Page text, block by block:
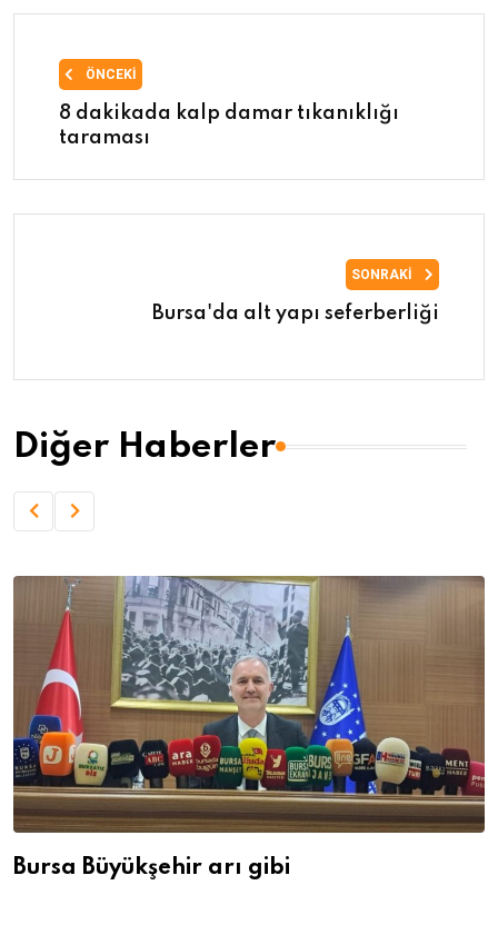
ÖNCEKI
8 dakikada kalp damar tıkanıklığı
taraması
SONRAKI
Bursa'da alt yapı seferberliği
Diğer Haberler
Bursa Büyükşehir arı gibi